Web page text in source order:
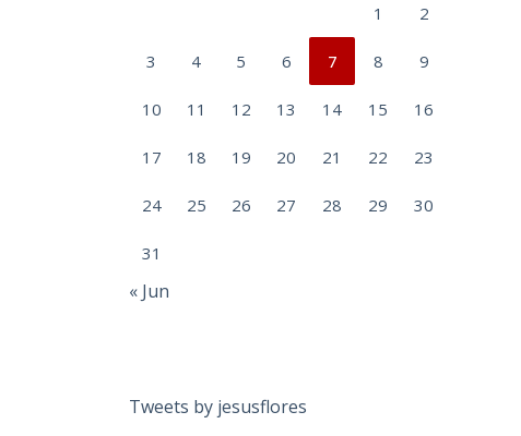
1 2
3 4 5 6 7 8 9
10 11 12 13 14 15 16
17 18 19 20 21 22 23
24 25 26 27 28 29 30
31
« Jun
Tweets by jesusflores